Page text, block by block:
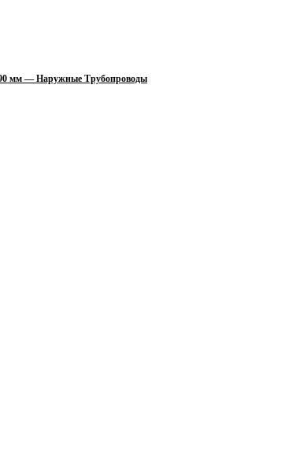
мм — Наружные Трубопроводы